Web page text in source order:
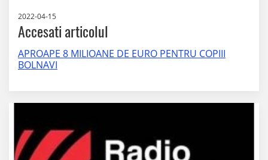
2022-04-15
Accesati articolul
APROAPE 8 MILIOANE DE EURO PENTRU COPIII
BOLNAVI